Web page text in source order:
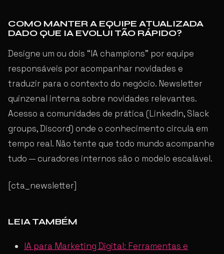
COMO MANTER A EQUIPE ATUALIZADA
DADO QUE IA EVOLUI TÃO RÁPIDO?
Designe um ou dois “IA champions” por equipe
responsáveis por acompanhar novidades e
traduzir para o contexto do negócio. Newsletter
quinzenal interna sobre novidades relevantes.
Acesso a comunidades de prática (LinkedIn, Slack
groups, Discord) onde o conhecimento circula em
tempo real. Não tente que todo mundo acompanhe
tudo — curadores internos são o modelo escalável.
[cta_newsletter]
LEIA TAMBÉM
IA para Marketing Digital: Ferramentas e